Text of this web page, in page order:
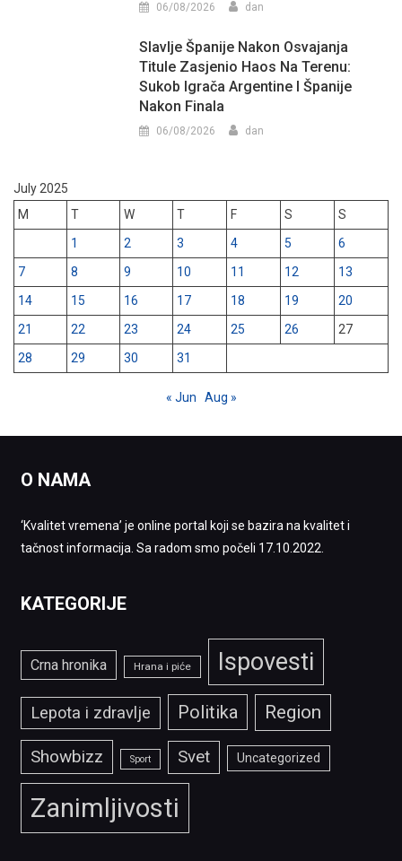
06/08/2026 dan
Slavlje Španije Nakon Osvajanja
Titule Zasjenio Haos Na Terenu:
Sukob Igrača Argentine I Španije
Nakon Finala
06/08/2026 dan
July 2025
M
T W T F S
S
1
2 3 4 5
6
7
8 9 10 11 12
13
14
15 16 17 18 19
20
21
22 23 24 25 26
27
28
29 30 31
« Jun Aug »
O NAMA
‘Kvalitet vremena’ je online portal koji se bazira na kvalitet i
tačnost informacija. Sa radom smo počeli 17.10.2022.
KATEGORIJE
Crna hronika Hrana i piće Ispovesti
Lepota i zdravlje Politika Region
Showbizz Sport Svet Uncategorized
Zanimljivosti